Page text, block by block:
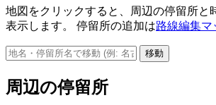
地図をクリックすると、周辺の停留所と
表示します。 停留所の追加は路線編集マ
移動
周辺の停留所